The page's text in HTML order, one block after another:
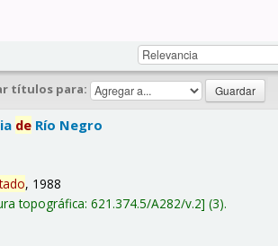
títulos para:
de Río Negro
, 1988
topográfica:621.374.5/A282/v.2 (3).